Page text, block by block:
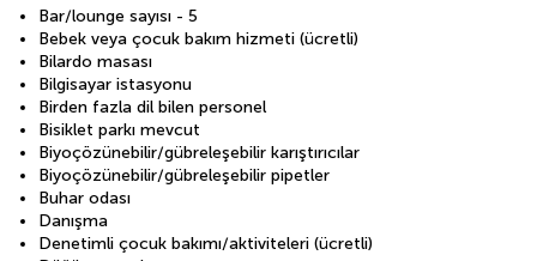
Bar/lounge sayısı - 5
Bebek veya çocuk bakım hizmeti (ücretli)
Bilardo masası
Bilgisayar istasyonu
Birden fazla dil bilen personel
Bisiklet parkı mevcut
Biyoçözünebilir/gübreleşebilir karıştırıcılar
Biyoçözünebilir/gübreleşebilir pipetler
Buhar odası
Danışma
Denetimli çocuk bakımı/aktiviteleri (ücretli)